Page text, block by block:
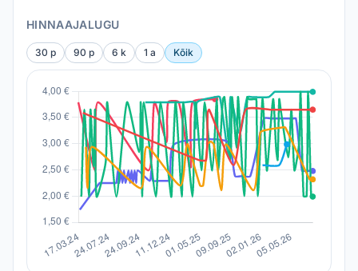
HINNAAJALUGU
30 p 90 p 6 k 1 a Kõik